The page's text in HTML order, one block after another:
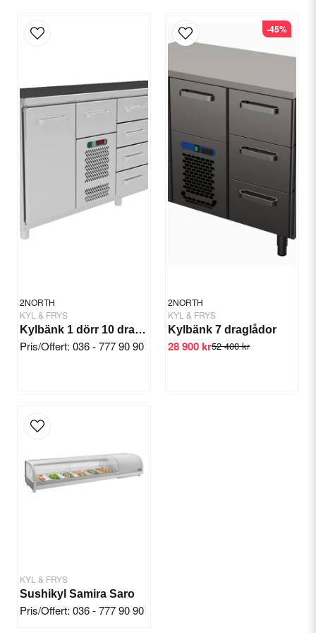
2NORTH
KYL & FRYS
Kylbänk 1 dörr 10 draglådor
Pris/Offert: 036 - 777 90 90
2NORTH
KYL & FRYS
Kylbänk 7 draglådor
52 400 kr
28 900 kr
-45%
KYL & FRYS
Sushikyl Samira Saro
Pris/Offert: 036 - 777 90 90
email
E-postadress
Ja, ni får publicera min fråga